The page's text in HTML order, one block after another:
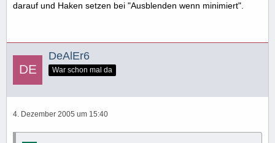
darauf und Haken setzen bei "Ausblenden wenn minimiert".
DeAlEr6
War schon mal da
4. Dezember 2005 um 15:40